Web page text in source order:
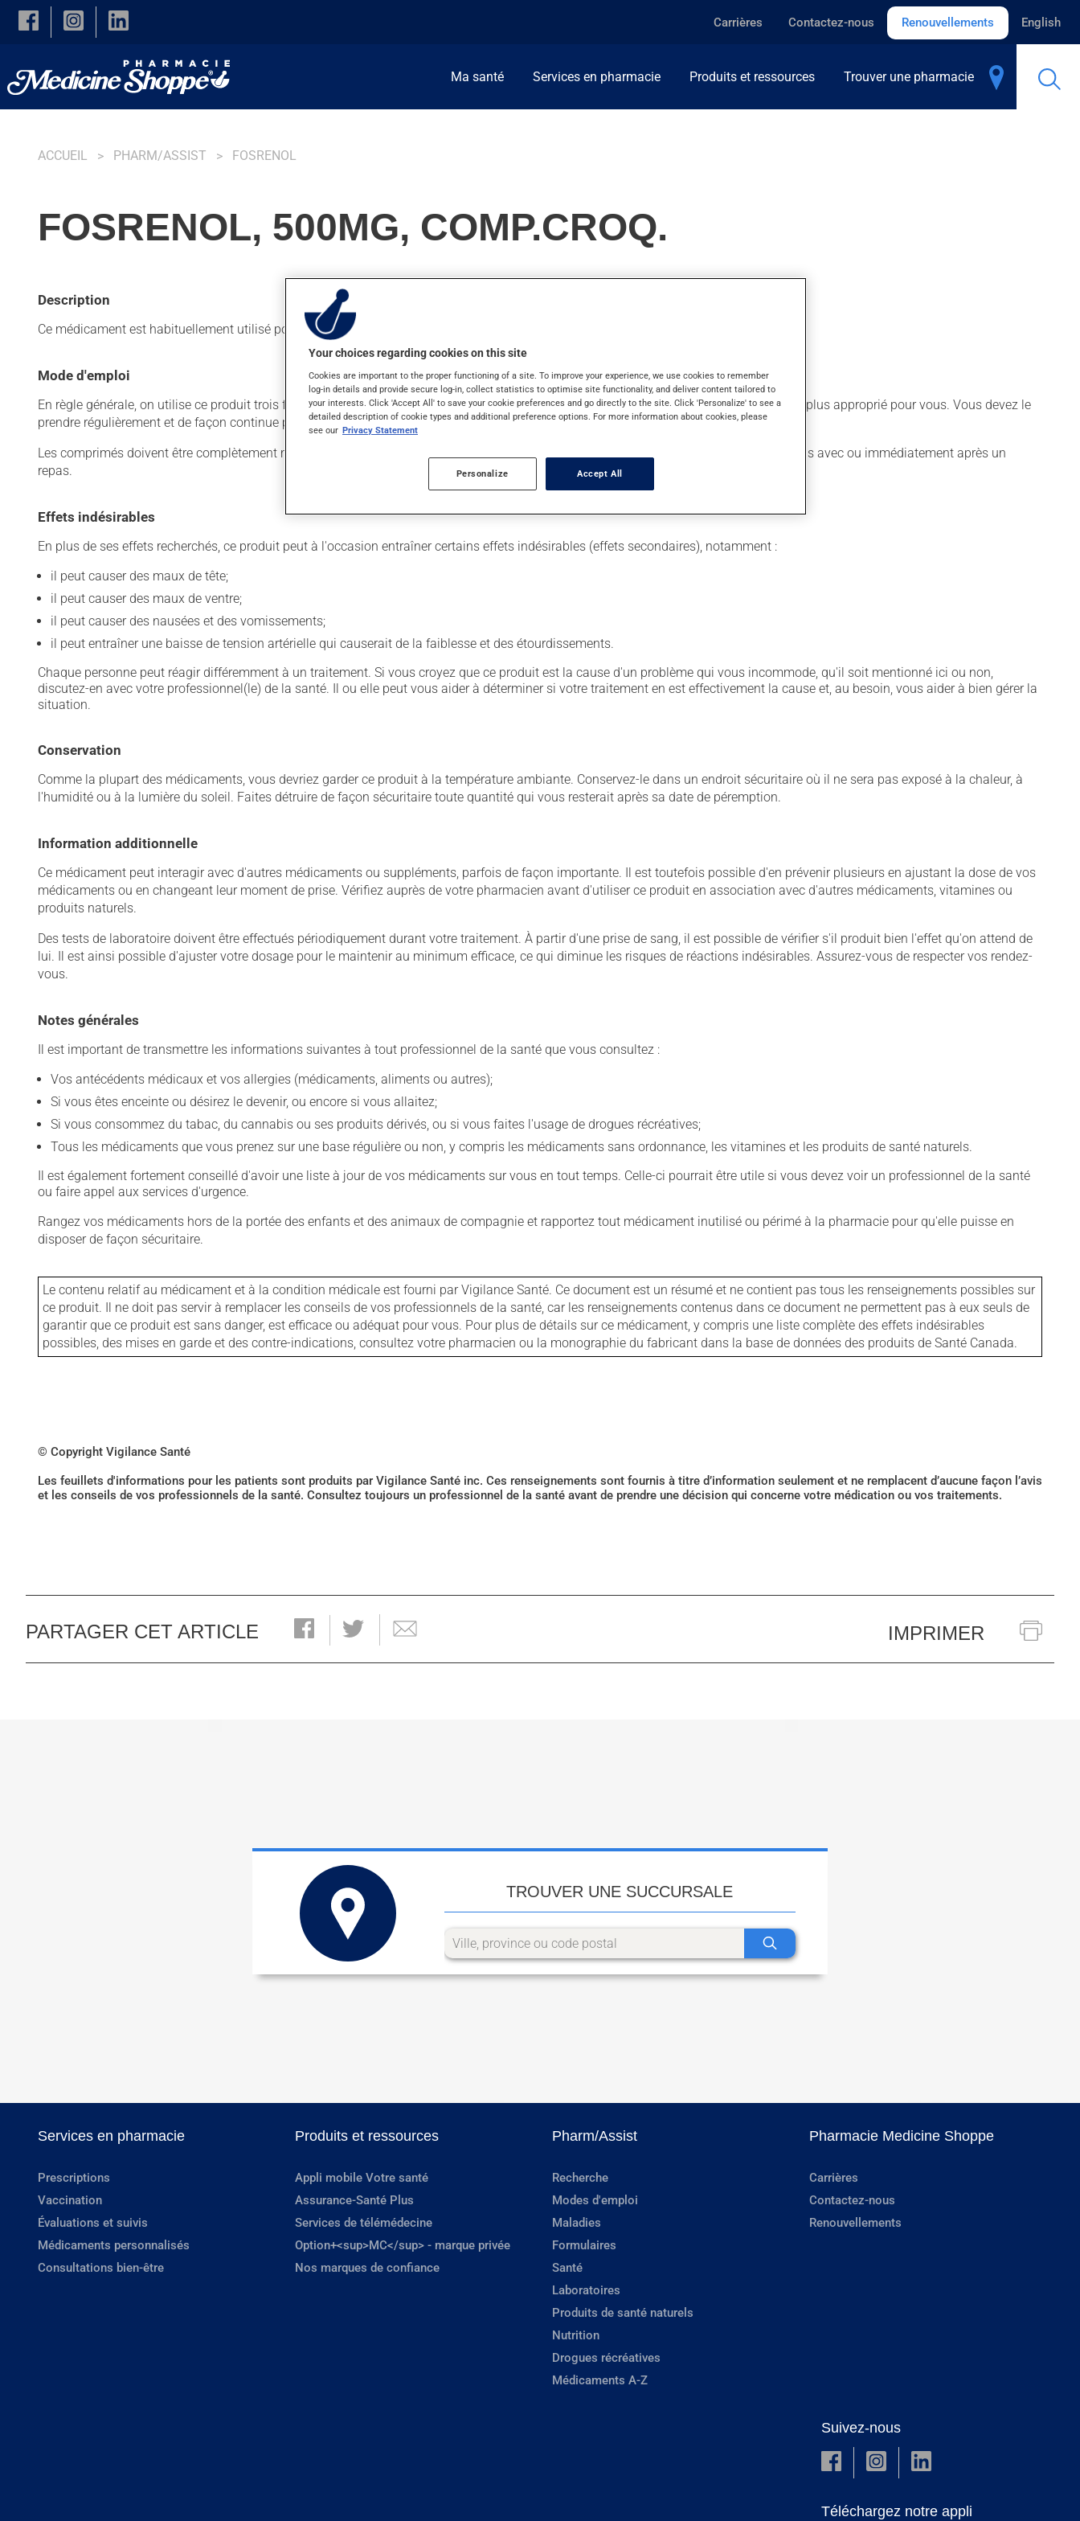
Skip to main content
Carrières Contactez-nous Renouvellements English
Ma santé Services en pharmacie Produits et ressources Trouver une pharmacie
ACCUEIL PHARM/ASSIST FOSRENOL
FOSRENOL, 500MG, COMP.CROQ.
Description
Ce médicament est habituellement utilisé pour éliminer un excès de phosphore. Il produit son plein effet après quelques semaines.
Mode d'emploi
En règle générale, on utilise ce produit trois fois par jour. Il est possible que votre pharmacien vous ait indiqué un horaire différent qui est plus approprié pour vous. Vous devez le
prendre régulièrement et de façon continue pour maintenir ses effets bénéfiques.
Les comprimés doivent être complètement mâchés avant d'être avalés. Ne pas avaler les comprimés intacts. Ce médicament doit être pris avec ou immédiatement après un
repas.
Effets indésirables
En plus de ses effets recherchés, ce produit peut à l'occasion entraîner certains effets indésirables (effets secondaires), notamment :
il peut causer des maux de tête;
il peut causer des maux de ventre;
il peut causer des nausées et des vomissements;
il peut entraîner une baisse de tension artérielle qui causerait de la faiblesse et des étourdissements.
Chaque personne peut réagir différemment à un traitement. Si vous croyez que ce produit est la cause d'un problème qui vous incommode, qu'il soit mentionné ici ou non,
discutez-en avec votre professionnel(le) de la santé. Il ou elle peut vous aider à déterminer si votre traitement en est effectivement la cause et, au besoin, vous aider à bien gérer la
situation.
Conservation
Comme la plupart des médicaments, vous devriez garder ce produit à la température ambiante. Conservez-le dans un endroit sécuritaire où il ne sera pas exposé à la chaleur, à
l'humidité ou à la lumière du soleil. Faites détruire de façon sécuritaire toute quantité qui vous resterait après sa date de péremption.
Information additionnelle
Ce médicament peut interagir avec d'autres médicaments ou suppléments, parfois de façon importante. Il est toutefois possible d'en prévenir plusieurs en ajustant la dose de vos
médicaments ou en changeant leur moment de prise. Vérifiez auprès de votre pharmacien avant d'utiliser ce produit en association avec d'autres médicaments, vitamines ou
produits naturels.
Des tests de laboratoire doivent être effectués périodiquement durant votre traitement. À partir d'une prise de sang, il est possible de vérifier s'il produit bien l'effet qu'on attend de
lui. Il est ainsi possible d'ajuster votre dosage pour le maintenir au minimum efficace, ce qui diminue les risques de réactions indésirables. Assurez-vous de respecter vos rendez-
vous.
Notes générales
Il est important de transmettre les informations suivantes à tout professionnel de la santé que vous consultez :
Vos antécédents médicaux et vos allergies (médicaments, aliments ou autres);
Si vous êtes enceinte ou désirez le devenir, ou encore si vous allaitez;
Si vous consommez du tabac, du cannabis ou ses produits dérivés, ou si vous faites l'usage de drogues récréatives;
Tous les médicaments que vous prenez sur une base régulière ou non, y compris les médicaments sans ordonnance, les vitamines et les produits de santé naturels.
Il est également fortement conseillé d'avoir une liste à jour de vos médicaments sur vous en tout temps. Celle-ci pourrait être utile si vous devez voir un professionnel de la santé
ou faire appel aux services d'urgence.
Rangez vos médicaments hors de la portée des enfants et des animaux de compagnie et rapportez tout médicament inutilisé ou périmé à la pharmacie pour qu'elle puisse en
disposer de façon sécuritaire.
Le contenu relatif au médicament et à la condition médicale est fourni par Vigilance Santé. Ce document est un résumé et ne contient pas tous les renseignements possibles sur
ce produit. Il ne doit pas servir à remplacer les conseils de vos professionnels de la santé, car les renseignements contenus dans ce document ne permettent pas à eux seuls de
garantir que ce produit est sans danger, est efficace ou adéquat pour vous. Pour plus de détails sur ce médicament, y compris une liste complète des effets indésirables
possibles, des mises en garde et des contre-indications, consultez votre pharmacien ou la monographie du fabricant dans la base de données des produits de Santé Canada.
© Copyright Vigilance Santé
Les feuillets d'informations pour les patients sont produits par Vigilance Santé inc. Ces renseignements sont fournis à titre d’information seulement et ne remplacent d’aucune façon l’avis
et les conseils de vos professionnels de la santé. Consultez toujours un professionnel de la santé avant de prendre une décision qui concerne votre médication ou vos traitements.
PARTAGER CET ARTICLE IMPRIMER
TROUVER UNE SUCCURSALE
Services en pharmacie
Prescriptions
Vaccination
Évaluations et suivis
Médicaments personnalisés
Consultations bien-être
Produits et ressources
Appli mobile Votre santé
Assurance-Santé Plus
Services de télémédecine
Option+<sup>MC</sup> - marque privée
Nos marques de confiance
Pharm/Assist
Recherche
Modes d'emploi
Maladies
Formulaires
Santé
Laboratoires
Produits de santé naturels
Nutrition
Drogues récréatives
Médicaments A-Z
Pharmacie Medicine Shoppe
Carrières
Contactez-nous
Renouvellements
Suivez-nous
Téléchargez notre appli
Your choices regarding cookies on this site
Cookies are important to the proper functioning of a site. To improve your experience, we use cookies to remember
log-in details and provide secure log-in, collect statistics to optimise site functionality, and deliver content tailored to
your interests. Click 'Accept All' to save your cookie preferences and go directly to the site. Click 'Personalize' to see a
detailed description of cookie types and additional preference options. For more information about cookies, please
see our Privacy Statement
Personalize Accept All